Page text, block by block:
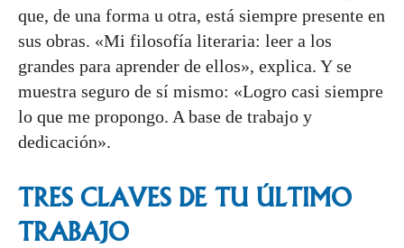
que, de una forma u otra, está siempre presente en
sus obras. «Mi filosofía literaria: leer a los
grandes para aprender de ellos», explica. Y se
muestra seguro de sí mismo: «Logro casi siempre
lo que me propongo. A base de trabajo y
dedicación».
TRES CLAVES DE TU ÚLTIMO
TRABAJO